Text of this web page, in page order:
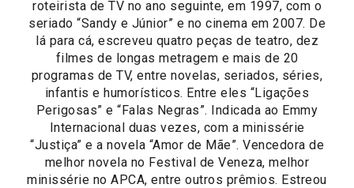
roteirista de TV no ano seguinte, em 1997, com o
seriado “Sandy e Júnior” e no cinema em 2007. De
lá para cá, escreveu quatro peças de teatro, dez
filmes de longas metragem e mais de 20
programas de TV, entre novelas, seriados, séries,
infantis e humorísticos. Entre eles “Ligações
Perigosas” e “Falas Negras”. Indicada ao Emmy
Internacional duas vezes, com a minissérie
“Justiça” e a novela “Amor de Mãe”. Vencedora de
melhor novela no Festival de Veneza, melhor
minissérie no APCA, entre outros prêmios. Estreou